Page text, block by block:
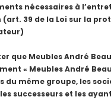
nécessaires à
39 de la Loi sur la
que Meubles André
« Meubles André
du même groupe, les
successeurs et les